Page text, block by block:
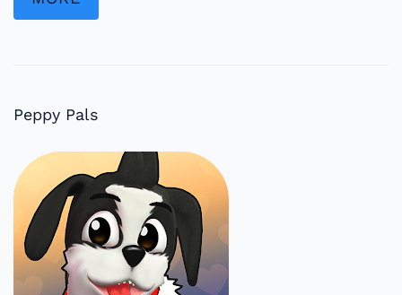
Peppy Pals